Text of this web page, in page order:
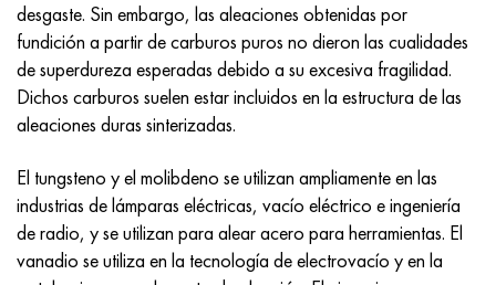
desgaste. Sin embargo, las aleaciones obtenidas por
fundición a partir de carburos puros no dieron las cualidades
de superdureza esperadas debido a su excesiva fragilidad.
Dichos carburos suelen estar incluidos en la estructura de las
aleaciones duras sinterizadas.
El tungsteno y el molibdeno se utilizan ampliamente en las
industrias de lámparas eléctricas, vacío eléctrico e ingeniería
de radio, y se utilizan para alear acero para herramientas. El
vanadio se utiliza en la tecnología de electrovacío y en la
udimet 720